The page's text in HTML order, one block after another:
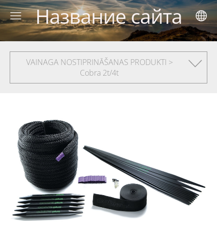
Название сайта
VAINAGA NOSTIPRINĀŠANAS PRODUKTI >
Cobra 2t/4t